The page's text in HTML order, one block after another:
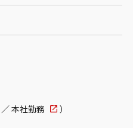
／本社勤務
）